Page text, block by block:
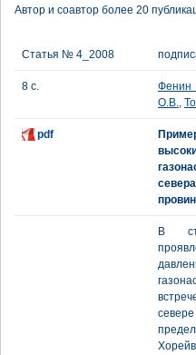
Автор и соавтор более 20
Статья № 4_2008
8 с.
О.В.,
pdf
В